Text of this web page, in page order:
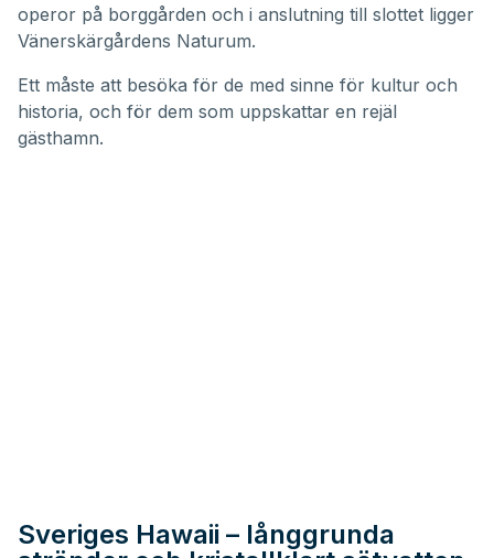
operor på borggården och i anslutning till slottet ligger
Vänerskärgårdens Naturum.
Ett måste att besöka för de med sinne för kultur och
historia, och för dem som uppskattar en rejäl
gästhamn.
Sveriges Hawaii – långgrunda